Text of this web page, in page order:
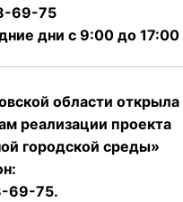
69-75
дни с 9:00 до 17:00
области открыла
реализации проекта
городской среды»
69-75.